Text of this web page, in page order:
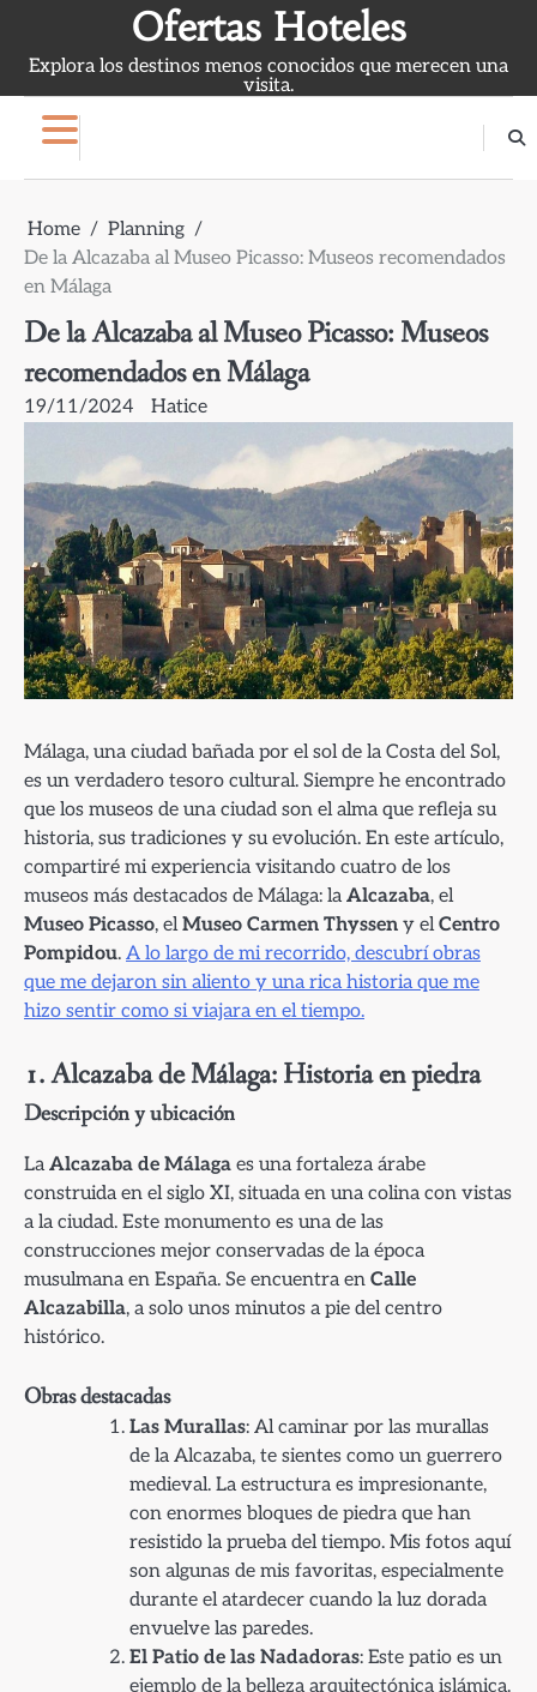
content
Ofertas Hoteles
Explora los destinos menos conocidos que merecen una
visita.
Home
Planning
De la Alcazaba al Museo Picasso: Museos recomendados
en Málaga
De la Alcazaba al Museo Picasso: Museos
recomendados en Málaga
19/11/2024 Hatice
Málaga, una ciudad bañada por el sol de la Costa del Sol,
es un verdadero tesoro cultural. Siempre he encontrado
que los museos de una ciudad son el alma que refleja su
historia, sus tradiciones y su evolución. En este artículo,
compartiré mi experiencia visitando cuatro de los
museos más destacados de Málaga: laAlcazaba, el
Museo Picasso, elMuseo Carmen Thyssen y elCentro
Pompidou. A lo largo de mi recorrido, descubrí obras
que me dejaron sin aliento y una rica historia que me
hizo sentir como si viajara en el tiempo.
1. Alcazaba de Málaga: Historia en piedra
Descripción y ubicación
LaAlcazaba de Málaga es una fortaleza árabe
construida en el siglo XI, situada en una colina con vistas
a la ciudad. Este monumento es una de las
construcciones mejor conservadas de la época
musulmana en España. Se encuentra en Calle
Alcazabilla, a solo unos minutos a pie del centro
histórico.
Obras destacadas
Las Murallas: Al caminar por las murallas
de la Alcazaba, te sientes como un guerrero
medieval. La estructura es impresionante,
con enormes bloques de piedra que han
resistido la prueba del tiempo. Mis fotos aquí
son algunas de mis favoritas, especialmente
durante el atardecer cuando la luz dorada
envuelve las paredes.
El Patio de las Nadadoras: Este patio es un
ejemplo de la belleza arquitectónica islámica.